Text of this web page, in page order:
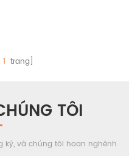
1 trang]
TÔI
ký, và chúng tôi hoan nghênh